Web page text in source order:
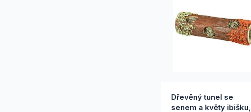
Dřevěný tunel se
senem a květy ibišku,